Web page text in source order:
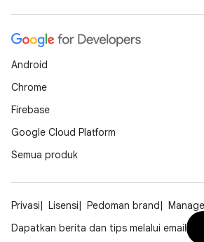
Android
Chrome
Firebase
Google Cloud Platform
Semua produk
Privasi Lisensi Pedoman brand
Dapatkan berita dan tips melalui email